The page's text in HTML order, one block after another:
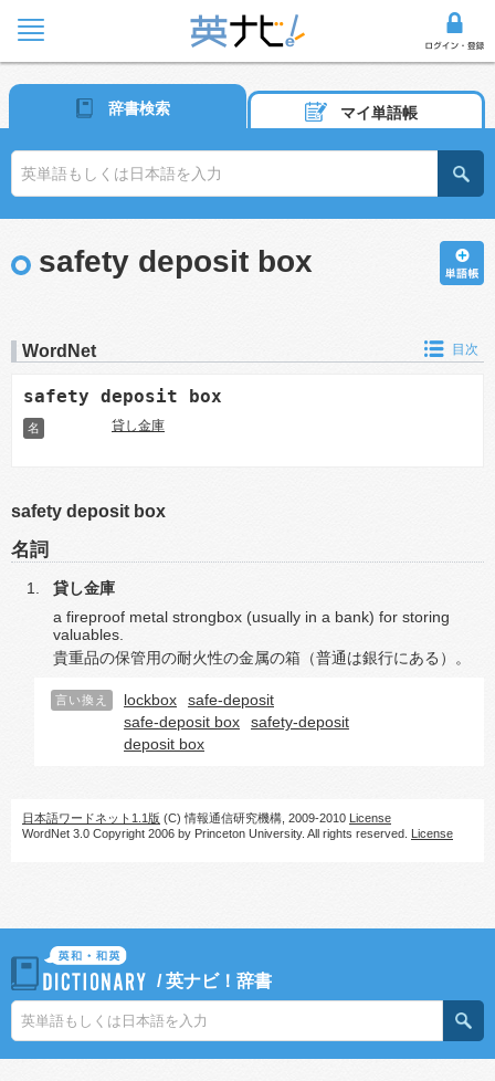
辞書検索 マイ単語帳
safety deposit box
WordNet 目次
safety deposit box
名 貸し金庫
safety deposit box
名詞
貸し金庫
a fireproof metal strongbox (usually in a bank) for storing
valuables.
貴重品の保管用の耐火性の金属の箱（普通は銀行にある）。
言い換え lockbox
safe-deposit
safe-deposit box
safety-deposit
deposit box
日本語ワードネット1.1版 (C) 情報通信研究機構, 2009-2010 License
WordNet 3.0 Copyright 2006 by Princeton University. All rights reserved. License
/英ナビ！辞書